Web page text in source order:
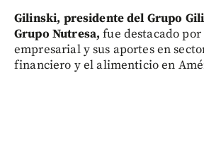
Gilinski, presidente del Grupo
Grupo Nutresa, fue destacado
empresarial y sus aportes en
financiero y el alimenticio en